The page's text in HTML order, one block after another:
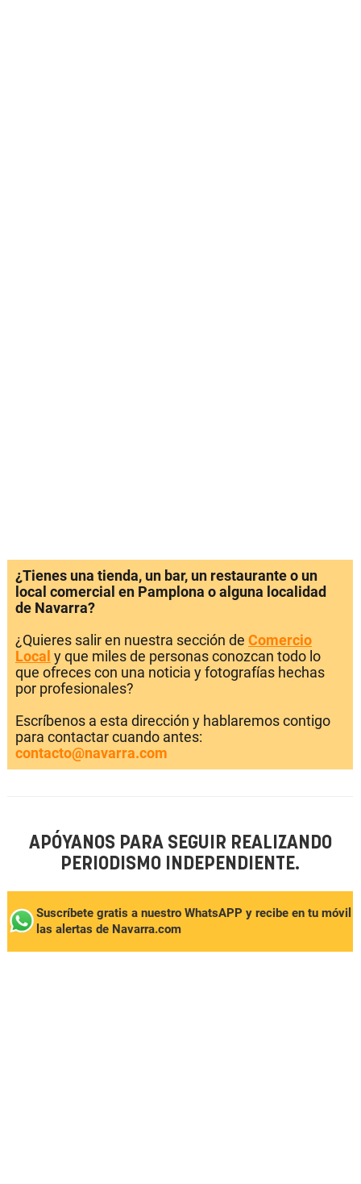
¿Tienes una tienda, un bar, un restaurante o un
local comercial en Pamplona o alguna localidad
de Navarra?
¿Quieres salir en nuestra sección de Comercio
Local y que miles de personas conozcan todo lo
que ofreces con una noticia y fotografías hechas
por profesionales?
Escríbenos a esta dirección y hablaremos contigo
para contactar cuando antes:
contacto@navarra.com
APÓYANOS PARA SEGUIR REALIZANDO
PERIODISMO INDEPENDIENTE.
Suscríbete gratis a nuestro WhatsAPP y recibe en tu móvil
las alertas de Navarra.com